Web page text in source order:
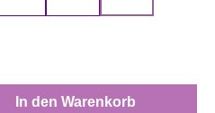
den gewünschten
In den Warenkorb